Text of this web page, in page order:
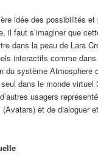
idée des possibilités
il faut s’imaginer que
dans la peau de Lara
interactifs comme
du système Atmosphere
dans le monde virtuel
usagers
et de dialoguer